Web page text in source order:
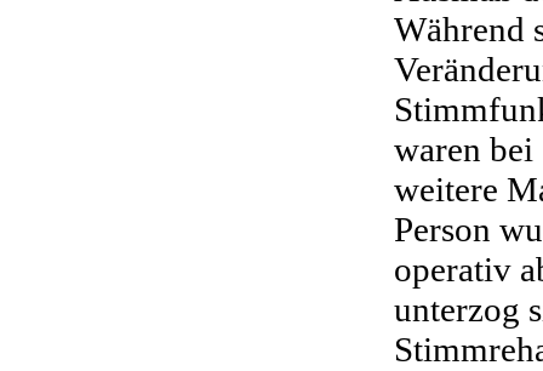
Während
waren bei
weitere
Person
operativ
unterzog